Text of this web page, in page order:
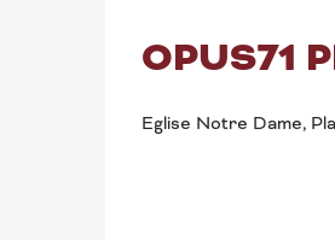
OPUS71
Eglise Notre Dame,